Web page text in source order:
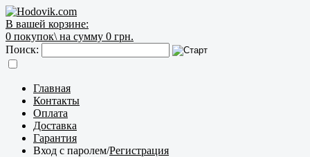
В вашей корзине:
0 покупок\ на сумму 0 грн.
Поиск:
Главная
Контакты
Оплата
Доставка
Гарантия
Вход с паролем/Регистрация